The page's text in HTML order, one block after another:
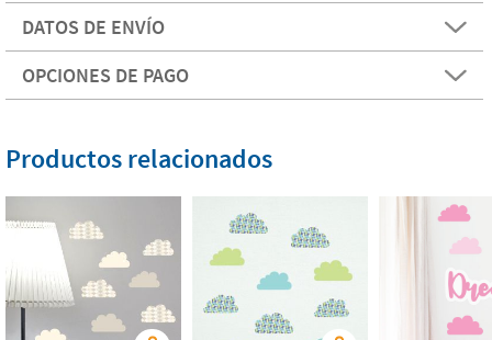
DATOS DE ENVÍO
OPCIONES DE PAGO
Productos relacionados